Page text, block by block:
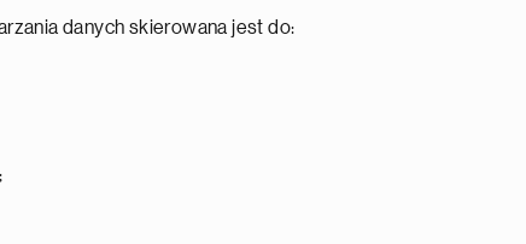
danych skierowana jest do: